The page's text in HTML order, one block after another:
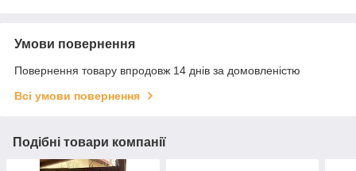
Умови повернення
Повернення товару впродовж 14 днів за домовленістю
Всі умови повернення
Подібні товари компанії